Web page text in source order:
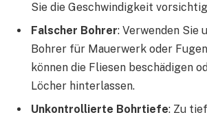
Sie die Geschwindigkeit
Falscher Bohrer: Verwenden Sie
Bohrer für Mauerwerk oder
können die Fliesen beschädigen
Löcher hinterlassen.
Unkontrollierte Bohrtiefe: Zu